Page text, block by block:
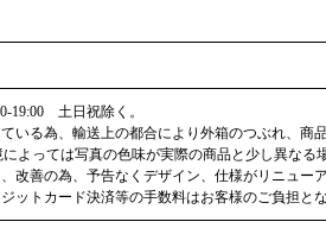
19:00 土日祝除く。
いる為、輸送上の都合により外箱のつぶれ、商
よっては写真の色味が実際の商品と少し異なる
改善の為、予告なくデザイン、仕様がリニュー
ットカード決済等の手数料はお客様のご負担と